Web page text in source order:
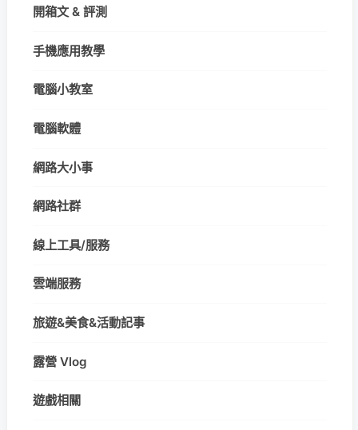
開箱文 & 評測
手機應用教學
電腦小教室
電腦軟體
網路大小事
網路社群
線上工具/服務
雲端服務
旅遊&美食&活動記事
露營 Vlog
遊戲相關